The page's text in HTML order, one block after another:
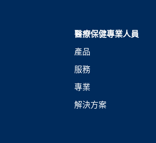
醫療保健專業人員
產品
服務
專業
解決方案